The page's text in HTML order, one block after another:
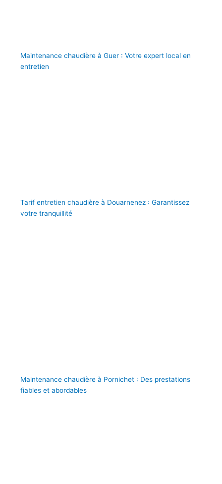
Maintenance chaudière à Guer : Votre expert local en
entretien
Tarif entretien chaudière à Douarnenez : Garantissez
votre tranquillité
Maintenance chaudière à Pornichet : Des prestations
fiables et abordables